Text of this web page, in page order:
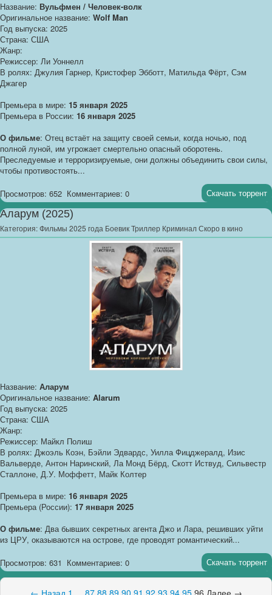
Название: Вульфмен / Человек-волк
Оригинальное название: Wolf Man
Год выпуска: 2025
Страна: США
Жанр:
Режиссер: Ли Уоннелл
В ролях: Джулия Гарнер, Кристофер Эбботт, Матильда Фёрт, Сэм
Джагер
Премьера в мире: 15 января 2025
Премьера в России: 16 января 2025
О фильме: Отец встаёт на защиту своей семьи, когда ночью, под
полной луной, им угрожает смертельно опасный оборотень.
Преследуемые и терроризируемые, они должны объединить свои силы,
чтобы противостоять...
Просмотров: 652 Комментариев: 0 Скачать торрент
Аларум (2025)
Категория:Фильмы 2025 года Боевик Триллер Криминал Скоро в кино
Название: Аларум
Оригинальное название: Alarum
Год выпуска: 2025
Страна: США
Жанр:
Режиссер: Майкл Полиш
В ролях: Джоэль Коэн, Бэйли Эдвардс, Уилла Фицджералд, Изис
Вальверде, Антон Наринский, Ла Монд Бёрд, Скотт Иствуд, Сильвестр
Сталлоне, Д.У. Моффетт, Майк Колтер
Премьера в мире: 16 января 2025
Премьера (России): 17 января 2025
О фильме: Два бывших секретных агента Джо и Лара, решивших уйти
из ЦРУ, оказываются на острове, где проводят романтический...
Просмотров: 631 Комментариев: 0 Скачать торрент
← Назад 1 87 88 89 90 91 92 93 94 95 96 Далее →